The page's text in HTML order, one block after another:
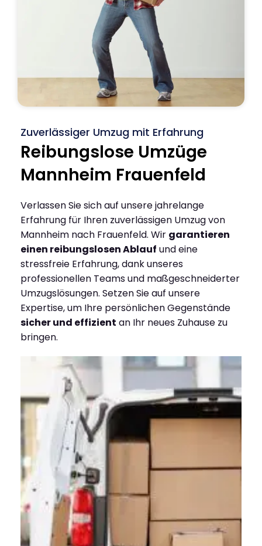
Zuverlässiger Umzug mit Erfahrung
Reibungslose Umzüge
Mannheim Frauenfeld
Verlassen Sie sich auf unsere jahrelange
Erfahrung für Ihren zuverlässigen Umzug von
Mannheim nach Frauenfeld. Wir garantieren
einen reibungslosen Ablauf und eine
stressfreie Erfahrung, dank unseres
professionellen Teams und maßgeschneiderter
Umzugslösungen. Setzen Sie auf unsere
Expertise, um Ihre persönlichen Gegenstände
sicher und effizient an Ihr neues Zuhause zu
bringen.